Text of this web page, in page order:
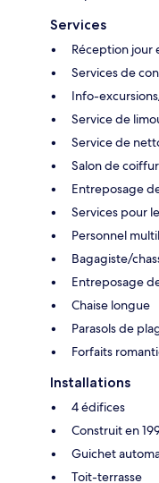
Services
Réception jour
Services de
Info-
Service de
Service de
Salon de
Entreposage
Services pour
Personnel
Bagagiste/
Entreposage
Chaise longue
Parasols de
Forfaits
Installations
4 édifices
Construit en
Guichet
Toit-terrasse